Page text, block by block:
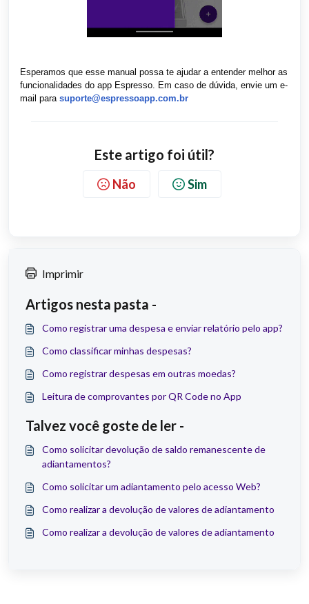
Esperamos que esse manual possa te ajudar a entender melhor as
funcionalidades do app Espresso. Em caso de dúvida, envie um e-
mail para suporte@espressoapp.com.br
Este artigo foi útil?
Não Sim
Imprimir
Artigos nesta pasta -
Como registrar uma despesa e enviar relatório pelo app?
Como classificar minhas despesas?
Como registrar despesas em outras moedas?
Leitura de comprovantes por QR Code no App
Talvez você goste de ler -
Como solicitar devolução de saldo remanescente de
adiantamentos?
Como solicitar um adiantamento pelo acesso Web?
Como realizar a devolução de valores de adiantamento
Como realizar a devolução de valores de adiantamento